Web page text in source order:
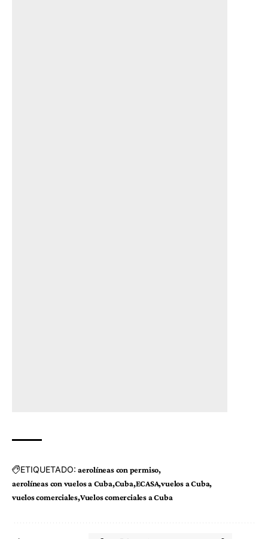
ETIQUETADO: aerolíneas con permiso
aerolíneas con vuelos a Cuba Cuba ECASA vuelos a Cuba
vuelos comerciales Vuelos comerciales a Cuba